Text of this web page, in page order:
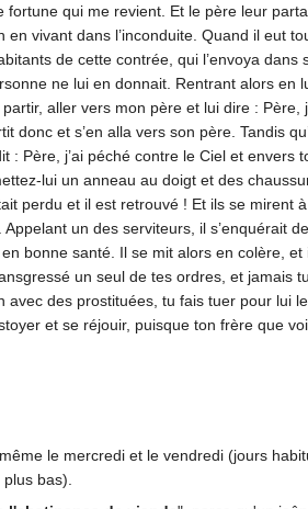
qui me revient. Et le père leur
vivant dans l’inconduite. Quand il eut
de cette contrée, qui l’envoya dans
ne lui en donnait. Rentrant alors en
aller vers mon père et lui dire : Père,
donc et s’en alla vers son père. Tandis
Père, j’ai péché contre le Ciel et envers
lui un anneau au doigt et des
perdu et il est retrouvé ! Et ils se mirent
un des serviteurs, il s’enquérait
bonne santé. Il se mit alors en colère, et
un seul de tes ordres, et jamais
des prostituées, tu fais tuer pour lui
et se réjouir, puisque ton frère que
le mercredi et le vendredi (jours
bas).